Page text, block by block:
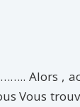
Alors ,
Vous